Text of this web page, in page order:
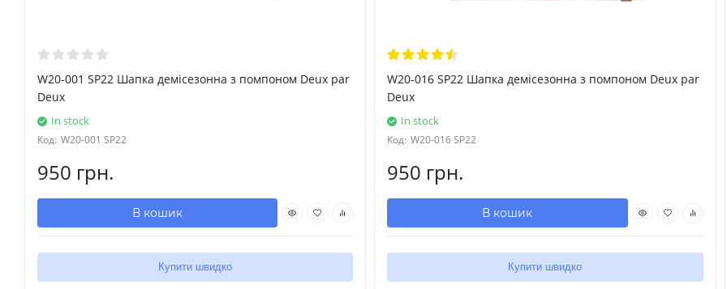
W20-001 SP22 Шапка демісезонна з помпоном Deux par
Deux
In stock
Код: W20-001 SP22
950 грн.
В кошик
Купити швидко
W20-016 SP22 Шапка демісезонна з помпоном Deux par
Deux
In stock
Код: W20-016 SP22
950 грн.
В кошик
Купити швидко